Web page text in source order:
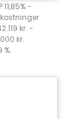
-
kr. -
kr.
%.